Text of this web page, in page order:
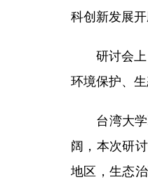
科创新发展开
研讨会上
环境保护、
台湾大学
阔，本次研
地区，生态